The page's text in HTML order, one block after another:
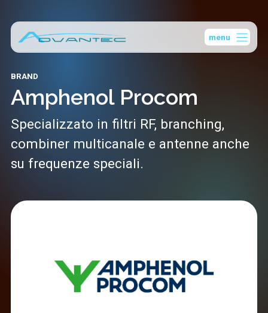
contenuto
menu
BRAND
Amphenol Procom
Specializzato in filtri RF, branching,
combiner multicanale e antenne anche
su frequenze speciali.